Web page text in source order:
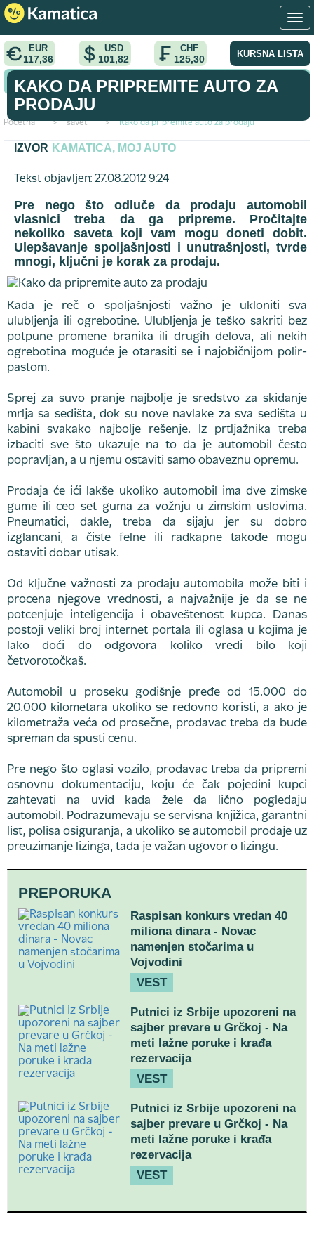
EUR
117,36
USD
101,82
CHF
125,30 KURSNA LISTA
KONVERTOR VALUTA
Početna > savet > Kako da pripremite auto za prodaju
KAKO DA PRIPREMITE AUTO ZA
PRODAJU
IZVOR KAMATICA, MOJ AUTO
Tekst objavljen: 27.08.2012 9:24
Pre nego što odluče da prodaju automobil
vlasnici treba da ga pripreme. Pročitajte
nekoliko saveta koji vam mogu doneti dobit.
Ulepšavanje spoljašnjosti i unutrašnjosti, tvrde
mnogi, ključni je korak za prodaju.
Kada je reč o spoljašnjosti važno je ukloniti sva
ulubljenja ili ogrebotine. Ulubljenja je teško sakriti bez
potpune promene branika ili drugih delova, ali nekih
ogrebotina moguće je otarasiti se i najobičnijom polir-
pastom.
Sprej za suvo pranje najbolje je sredstvo za skidanje
mrlja sa sedišta, dok su nove navlake za sva sedišta u
kabini svakako najbolje rešenje. Iz prtljažnika treba
izbaciti sve što ukazuje na to da je automobil često
popravljan, a u njemu ostaviti samo obaveznu opremu.
Prodaja će ići lakše ukoliko automobil ima dve zimske
gume ili ceo set guma za vožnju u zimskim uslovima.
Pneumatici, dakle, treba da sijaju jer su dobro
izglancani, a čiste felne ili radkapne takođe mogu
ostaviti dobar utisak.
Od ključne važnosti za prodaju automobila može biti i
procena njegove vrednosti, a najvažnije je da se ne
potcenjuje inteligencija i obaveštenost kupca. Danas
postoji veliki broj internet portala ili oglasa u kojima je
lako doći do odgovora koliko vredi bilo koji
četvorotočkaš.
Automobil u proseku godišnje pređe od 15.000 do
20.000 kilometara ukoliko se redovno koristi, a ako je
kilometraža veća od prosečne, prodavac treba da bude
spreman da spusti cenu.
Pre nego što oglasi vozilo, prodavac treba da pripremi
osnovnu dokumentaciju, koju će čak pojedini kupci
zahtevati na uvid kada žele da lično pogledaju
automobil. Podrazumevaju se servisna knjižica, garantni
list, polisa osiguranja, a ukoliko se automobil prodaje uz
preuzimanje lizinga, tada je važan ugovor o lizingu.
PREPORUKA
Raspisan konkurs vredan 40
miliona dinara - Novac
namenjen stočarima u
Vojvodini
VEST
Putnici iz Srbije upozoreni na
sajber prevare u Grčkoj - Na
meti lažne poruke i krađa
rezervacija
VEST
Putnici iz Srbije upozoreni na
sajber prevare u Grčkoj - Na
meti lažne poruke i krađa
rezervacija
VEST